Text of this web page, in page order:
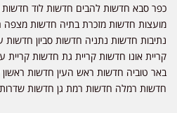
כפר סבא חדשות להבים חדשות לוד חדשות
מועצות חדשות מזכרת בתיה חדשות מצפה
נתיבות חדשות נתניה חדשות סביון
קריית אונו חדשות קריית גת חדשות קריית
באר טוביה חדשות ראש העין חדשות
חדשות רמלה חדשות רמת גן חדשות